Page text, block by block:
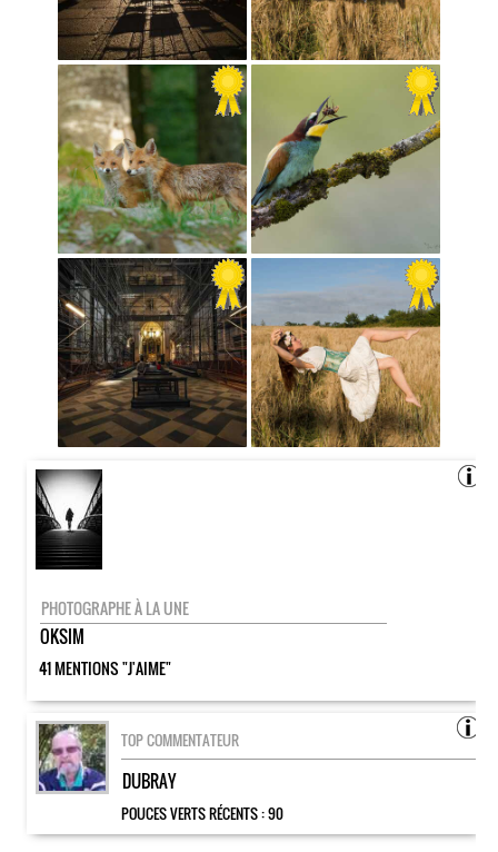
PHOTOGRAPHE À LA UNE
OKSIM
41 MENTIONS "J'AIME"
TOP COMMENTATEUR
DUBRAY
POUCES VERTS RÉCENTS :90